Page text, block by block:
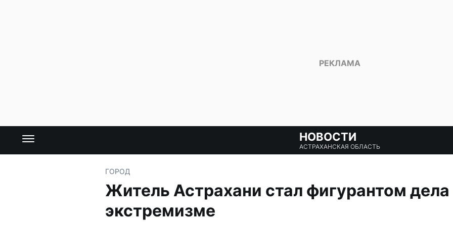
НОВОСТИ
АСТРАХАНСКАЯ ОБЛАСТЬ
ГОРОД
Житель Астрахани стал фигурантом дела
экстремизме